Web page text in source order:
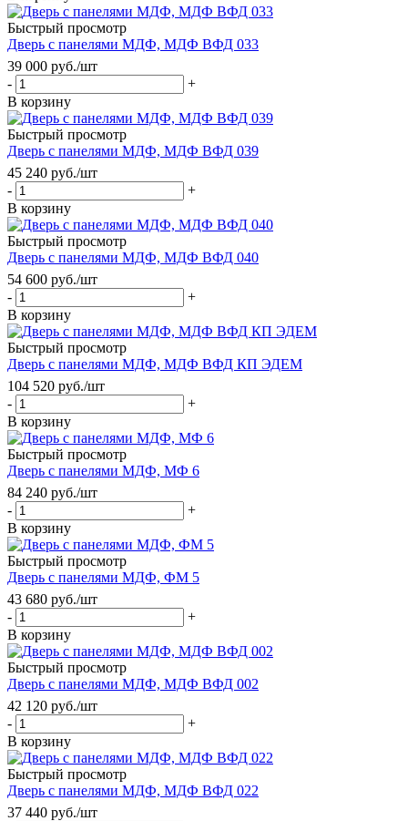
Быстрый просмотр
Дверь с панелями МДФ, МДФ ВФД 033
39 000 руб./шт
-
+
В корзину
Быстрый просмотр
Дверь с панелями МДФ, МДФ ВФД 039
45 240 руб./шт
-
+
В корзину
Быстрый просмотр
Дверь с панелями МДФ, МДФ ВФД 040
54 600 руб./шт
-
+
В корзину
Быстрый просмотр
Дверь с панелями МДФ, МДФ ВФД КП ЭДЕМ
104 520 руб./шт
-
+
В корзину
Быстрый просмотр
Дверь с панелями МДФ, МФ 6
84 240 руб./шт
-
+
В корзину
Быстрый просмотр
Дверь с панелями МДФ, ФМ 5
43 680 руб./шт
-
+
В корзину
Быстрый просмотр
Дверь с панелями МДФ, МДФ ВФД 002
42 120 руб./шт
-
+
В корзину
Быстрый просмотр
Дверь с панелями МДФ, МДФ ВФД 022
37 440 руб./шт